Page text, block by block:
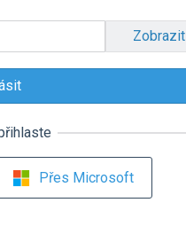
Zobrazit
Přes Microsoft